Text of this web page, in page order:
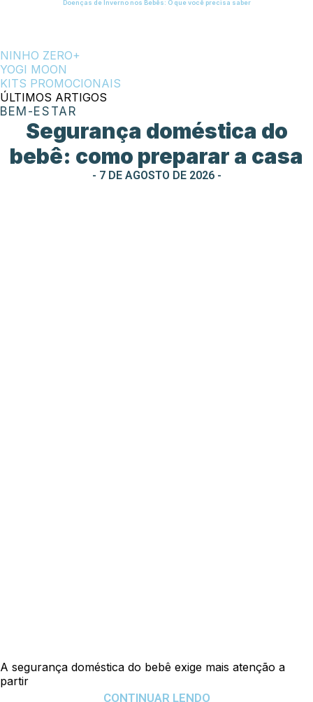
Doenças de Inverno nos Bebês: O que você precisa saber
NINHO ZERO+
YOGI MOON
KITS PROMOCIONAIS
ÚLTIMOS ARTIGOS
BEM-ESTAR
Segurança doméstica do
bebê: como preparar a casa
- 7 DE AGOSTO DE 2026 -
A segurança doméstica do bebê exige mais atenção a
partir
CONTINUAR LENDO